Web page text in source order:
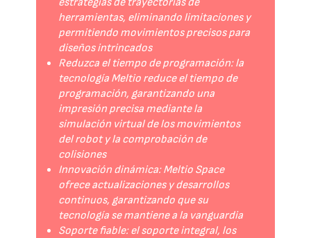
herramientas, eliminando limitaciones y
permitiendo movimientos precisos para
diseños intrincados
Reduzca el tiempo de programación: la
tecnología Meltio reduce el tiempo de
programación, garantizando una
impresión precisa mediante la
simulación virtual de los movimientos
del robot y la comprobación de
colisiones
Innovación dinámica: Meltio Space
ofrece actualizaciones y desarrollos
continuos, garantizando que su
tecnología se mantiene a la vanguardia
Soporte fiable: el soporte integral, los